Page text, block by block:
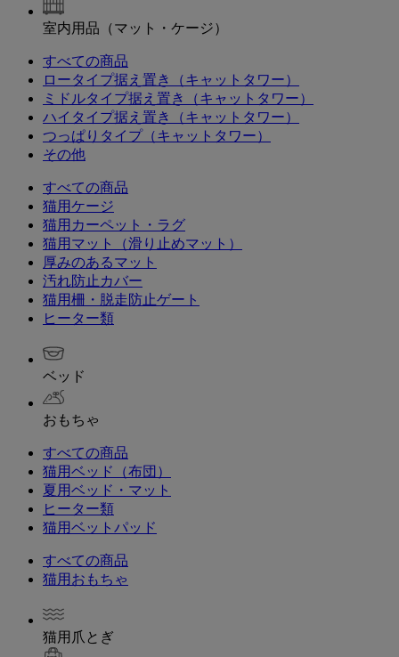
室内用品（マット・ケージ）
すべての商品
ロータイプ据え置き（キャットタワー）
ミドルタイプ据え置き（キャットタワー）
ハイタイプ据え置き（キャットタワー）
つっぱりタイプ（キャットタワー）
その他
すべての商品
猫用ケージ
猫用カーペット・ラグ
猫用マット（滑り止めマット）
厚みのあるマット
汚れ防止カバー
猫用柵・脱走防止ゲート
ヒーター類
ベッド
おもちゃ
すべての商品
猫用ベッド（布団）
夏用ベッド・マット
ヒーター類
猫用ベットパッド
すべての商品
猫用おもちゃ
猫用爪とぎ